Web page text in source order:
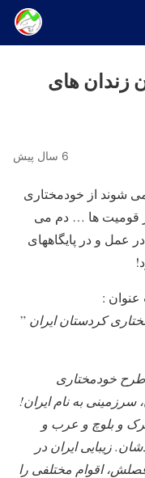
زندان های
6 سال پیش
شوند از خودمختاری
قومیت ها … دم می
عمل و در پایگاههای
عنوان :
کردستان ایران ”
تصویب طرح خودمختاری
به نام ایران!
و بلوچ و عرب و
زیبایی ایران در
اقوام مختلفی را